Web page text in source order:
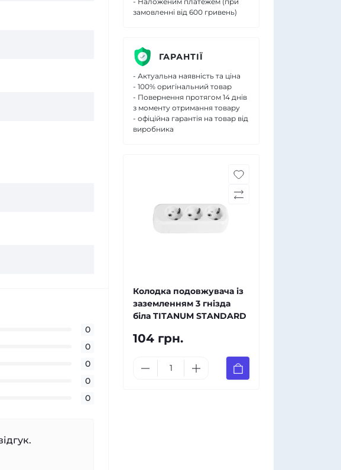
0
0
0
0
0
замовленні від 600 гривень)
ГАРАНТІЇ
- Актуальна наявність та ціна
- 100% оригінальний товар
- Повернення протягом 14 днів
з моменту отримання товару
- офіційна гарантія на товар від
виробника
Колодка подовжувача із
заземленням 3 гнізда
біла TITANUM STANDARD
104 грн.